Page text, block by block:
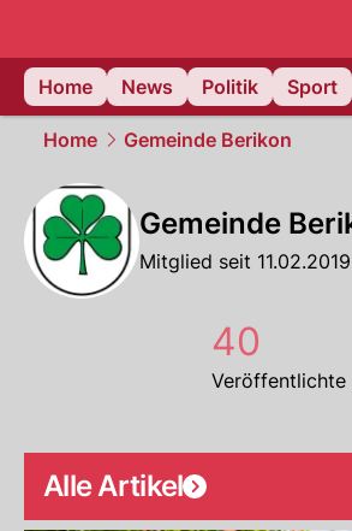
Home
News Politik Sport
Home Gemeinde Berikon
Gemeinde
Mitglied seit 11.02.2019
40
Veröffentlichte
Alle Artikel